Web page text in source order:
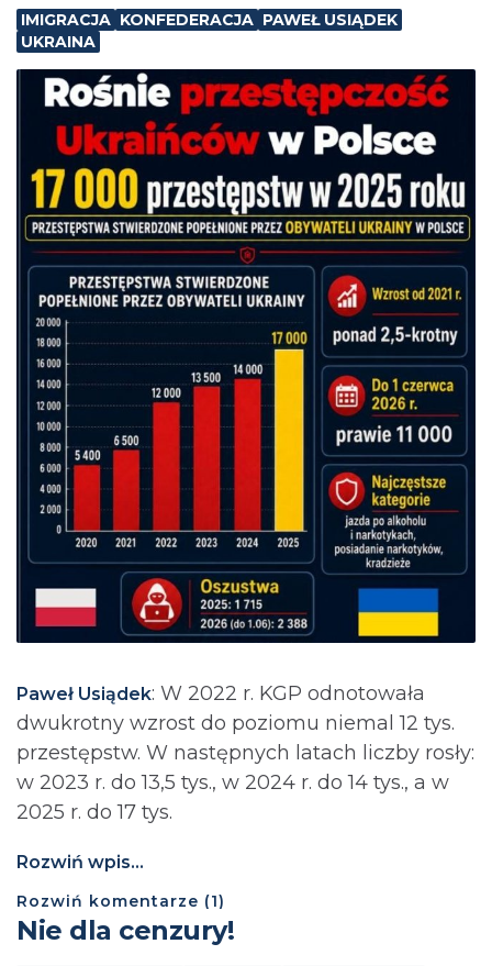
IMIGRACJA KONFEDERACJA PAWEŁ USIĄDEK
UKRAINA
Paweł Usiądek: ⁨W 2022 r. KGP odnotowała
dwukrotny wzrost do poziomu niemal 12 tys.
przestępstw. W następnych latach liczby rosły:
w 2023 r. do 13,5 tys., w 2024 r. do 14 tys., a w
2025 r. do 17 tys.
Rozwiń wpis...
Rozwiń komentarze (1)
Nie dla cenzury!